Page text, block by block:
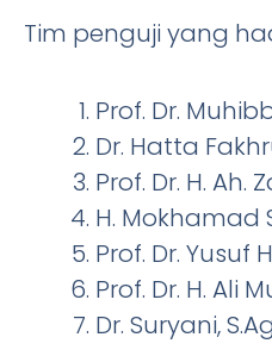
Tim penguji yang
Prof. Dr.
Dr. Hatta
Prof. Dr. H. Ah.
H. Mokhamad
Prof. Dr. Yusuf
Prof. Dr. H. Ali
Dr. Suryani,